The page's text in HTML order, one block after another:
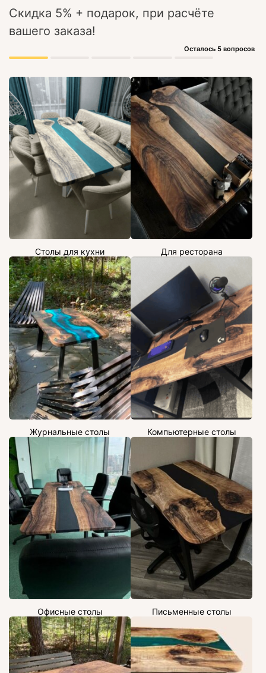
Скидка 5% + подарок, при расчёте
вашего заказа!
Осталось 5 вопросов
Столы для кухни Для ресторана
Журнальные столы Компьютерные столы
Офисные столы Письменные столы